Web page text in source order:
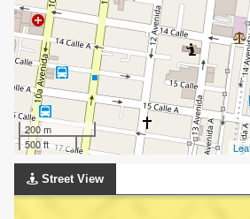
200 m
500 ft
Street View